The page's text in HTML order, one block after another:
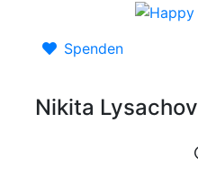
Spenden
Nikita Lysachov